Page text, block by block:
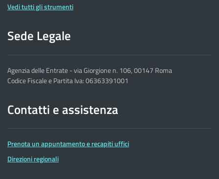
Vedi tutti gli strumenti
Sede Legale
Agenzia delle Entrate - via Giorgione n. 106, 00147 Roma
Codice Fiscale e Partita Iva: 06363391001
Contatti e assistenza
Prenota un appuntamento e recapiti uffici
Direzioni regionali